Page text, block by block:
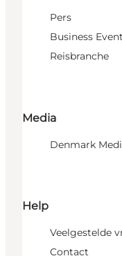
Pers
Business
Reisbranche
Media
Denmark
Help
Veelgestelde
Contact